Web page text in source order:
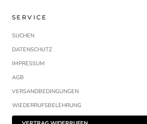
SERVICE
SUCHEN
DATENSCHUTZ
IMPRESSUM
AGB
VERSANDBEDINGUNGEN
WIEDERRUFSBELEHRUNG